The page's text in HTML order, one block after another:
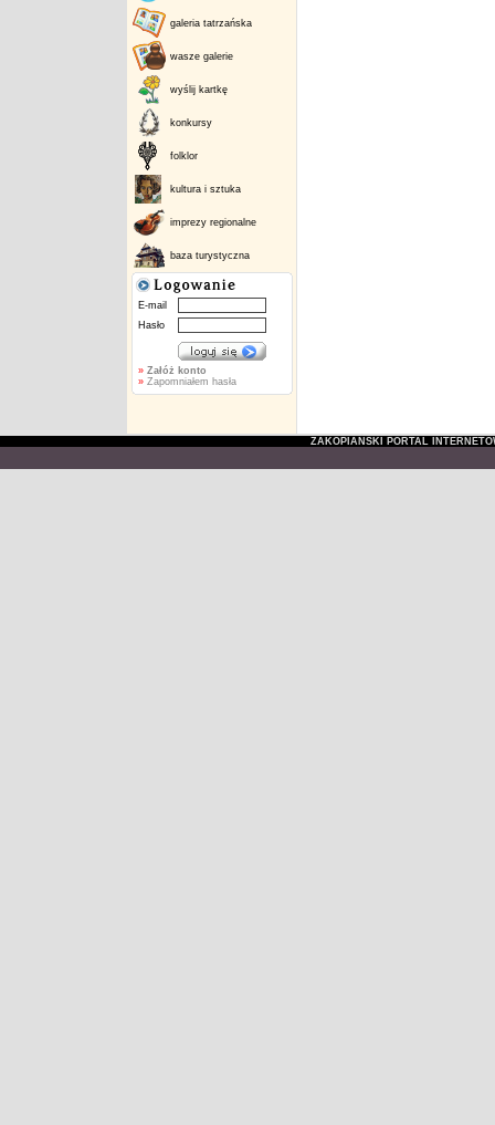
galeria tatrzańska
wasze galerie
wyślij kartkę
konkursy
folklor
kultura i sztuka
imprezy regionalne
baza turystyczna
E-mail
Hasło
» Załóż konto
»Zapomniałem hasła
ZAKOPIAŃSKI PORTAL